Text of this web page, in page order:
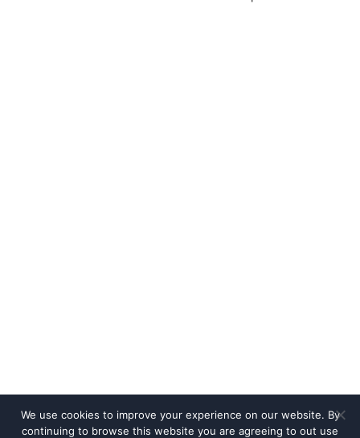
We use cookies to improve your experience on our website. By
continuing to browse this website you are agreeing to out use